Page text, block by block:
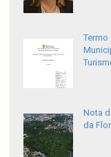
Termo
Nota
da